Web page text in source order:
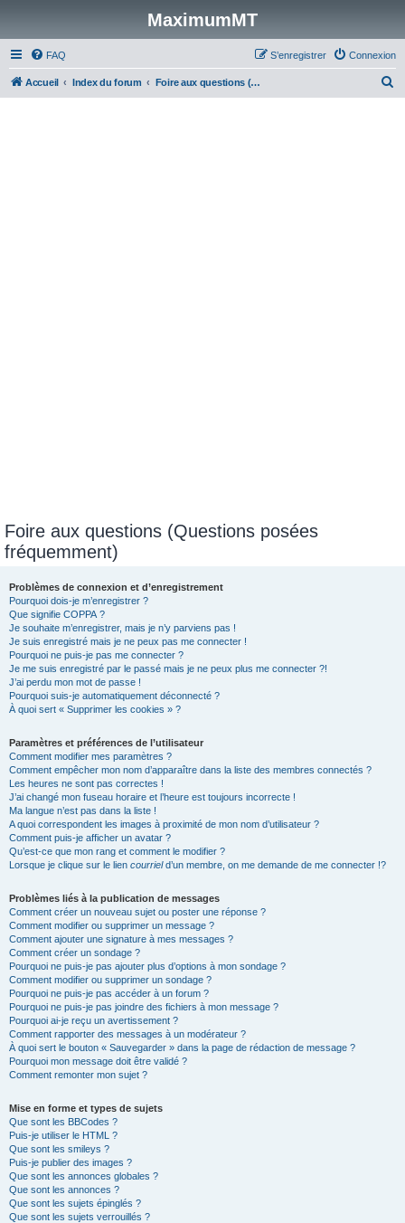
MaximumMT
FAQ Connexion
S’enregistrer
Accueil Index du forum Foire aux questions (Questions posées fréquemment)
Foire aux questions (Questions posées
fréquemment)
Problèmes de connexion et d’enregistrement
Pourquoi dois-je m’enregistrer ?
Que signifie COPPA ?
Je souhaite m’enregistrer, mais je n’y parviens pas !
Je suis enregistré mais je ne peux pas me connecter !
Pourquoi ne puis-je pas me connecter ?
Je me suis enregistré par le passé mais je ne peux plus me connecter ?!
J’ai perdu mon mot de passe !
Pourquoi suis-je automatiquement déconnecté ?
À quoi sert « Supprimer les cookies » ?
Paramètres et préférences de l’utilisateur
Comment modifier mes paramètres ?
Comment empêcher mon nom d’apparaître dans la liste des membres connectés ?
Les heures ne sont pas correctes !
J’ai changé mon fuseau horaire et l’heure est toujours incorrecte !
Ma langue n’est pas dans la liste !
A quoi correspondent les images à proximité de mon nom d’utilisateur ?
Comment puis-je afficher un avatar ?
Qu’est-ce que mon rang et comment le modifier ?
Lorsque je clique sur le lien courrield’un membre, on me demande de me connecter !?
Problèmes liés à la publication de messages
Comment créer un nouveau sujet ou poster une réponse ?
Comment modifier ou supprimer un message ?
Comment ajouter une signature à mes messages ?
Comment créer un sondage ?
Pourquoi ne puis-je pas ajouter plus d’options à mon sondage ?
Comment modifier ou supprimer un sondage ?
Pourquoi ne puis-je pas accéder à un forum ?
Pourquoi ne puis-je pas joindre des fichiers à mon message ?
Pourquoi ai-je reçu un avertissement ?
Comment rapporter des messages à un modérateur ?
À quoi sert le bouton « Sauvegarder » dans la page de rédaction de message ?
Pourquoi mon message doit être validé ?
Comment remonter mon sujet ?
Mise en forme et types de sujets
Que sont les BBCodes ?
Puis-je utiliser le HTML ?
Que sont les smileys ?
Puis-je publier des images ?
Que sont les annonces globales ?
Que sont les annonces ?
Que sont les sujets épinglés ?
Que sont les sujets verrouillés ?